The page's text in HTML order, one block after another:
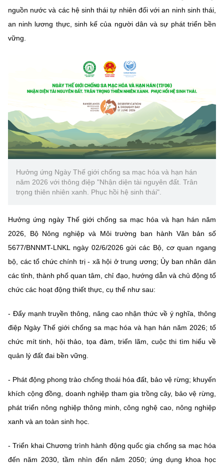
BỘ KHOA HỌC VÀ CÔNG NGHỆ
Cơ quan chủ quản: Bộ Khoa học và Công nghệ (MST)
Chịu trách nhiệm nội dung: Nguyễn Thị Hải Hằng
Giám đốc Trung tâm Truyền thông Khoa học và Công nghệ.
Liên hệ
Địa chỉ: Ban Biên tập Cổng TTĐT - 18 Nguyễn Du, TP. Hà Nội
Điện thoại: 024 3936 9506
Email:stc@mst.gov.vn
©2026 Bản quyền thuộc Bộ Khoa Học và Công Nghệ
(Ghi rõ nguồn "https://mst.gov.vn" khi phát hành lại thông tin từ
website này)
nguồn nước và các hệ sinh thái tự nhiên đối với an ninh sinh thái,
an ninh lương thực, sinh kế của người dân và sự phát triển bền
vững.
Hưởng ứng Ngày Thế giới chống sa mạc hóa và hạn hán
năm 2026 với thông điệp "Nhận diện tài nguyên đất. Trân
trọng thiên nhiên xanh. Phục hồi hệ sinh thái".
Hưởng ứng ngày Thế giới chống sa mạc hóa và hạn hán năm
2026, Bộ Nông nghiệp và Môi trường ban hành Văn bản số
5677/BNNMT-LNKL ngày 02/6/2026 gửi các Bộ, cơ quan ngang
bộ, các tổ chức chính trị - xã hội ở trung ương; Ủy ban nhân dân
các tỉnh, thành phố quan tâm, chỉ đạo, hướng dẫn và chủ động tổ
chức các hoạt động thiết thực, cụ thể như sau:
- Đẩy mạnh truyền thông, nâng cao nhận thức về ý nghĩa, thông
điệp Ngày Thế giới chống sa mạc hóa và hạn hán năm 2026; tổ
chức mít tinh, hội thảo, tọa đàm, triển lãm, cuộc thi tìm hiểu về
quản lý đất đai bền vững.
- Phát động phong trào chống thoái hóa đất, bảo vệ rừng; khuyến
khích cộng đồng, doanh nghiệp tham gia trồng cây, bảo vệ rừng,
phát triển nông nghiệp thông minh, công nghệ cao, nông nghiệp
xanh và an toàn sinh học.
- Triển khai Chương trình hành động quốc gia chống sa mạc hóa
đến năm 2030, tầm nhìn đến năm 2050; ứng dụng khoa học